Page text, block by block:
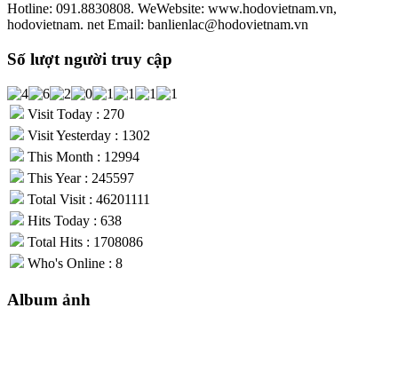
Hotline: 091.8830808. WeWebsite: www.hodovietnam.vn,
hodovietnam. net Email: banlienlac@hodovietnam.vn
Số lượt người truy cập
Visit Today : 270
Visit Yesterday : 1302
This Month : 12994
This Year : 245597
Total Visit : 46201111
Hits Today : 638
Total Hits : 1708086
Who's Online : 8
Album ảnh